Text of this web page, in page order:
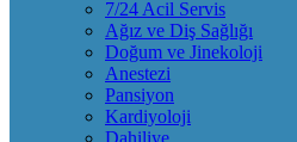
7/24 Acil Servis
Ağız ve Diş Sağlığı
Doğum ve Jinekoloji
Anestezi
Pansiyon
Kardiyoloji
Dahiliye